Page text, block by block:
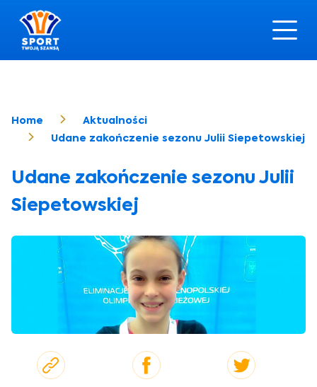
Home
Aktualności
Udane zakończenie sezonu Julii Siepetowskiej
Udane zakończenie sezonu Julii
Siepetowskiej